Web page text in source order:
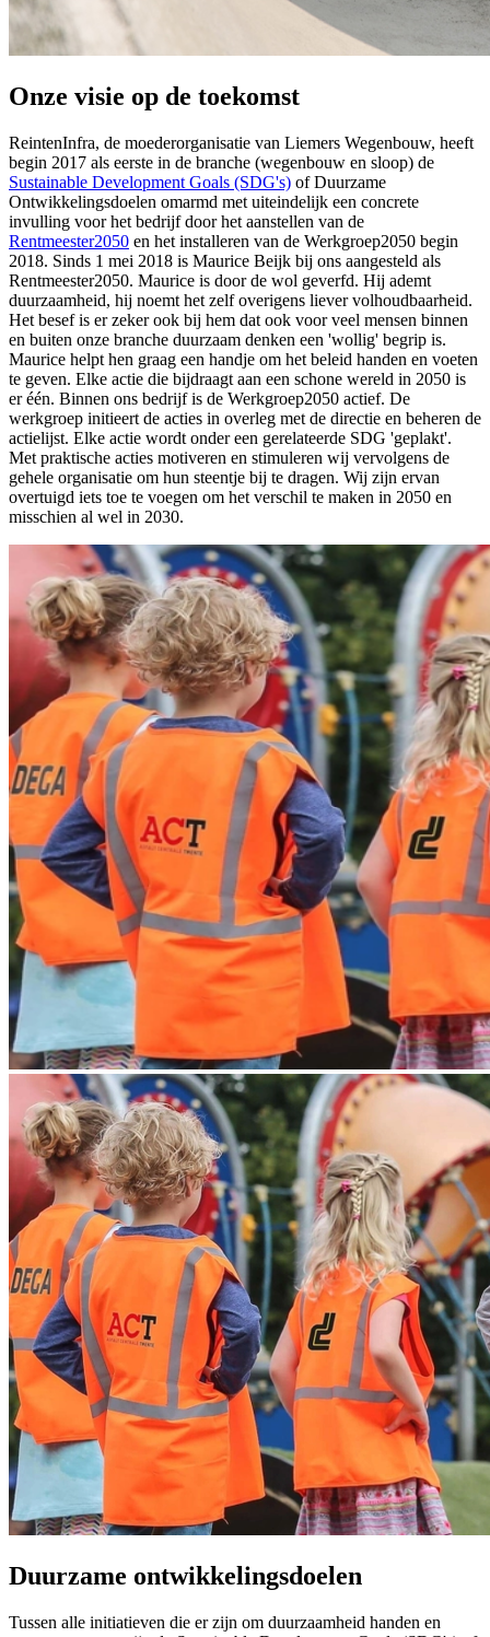
Onze visie op de toekomst
ReintenInfra, de moederorganisatie van Liemers Wegenbouw, heeft
begin 2017 als eerste in de branche (wegenbouw en sloop) de
Sustainable Development Goals (SDG's) of Duurzame
Ontwikkelingsdoelen omarmd met uiteindelijk een concrete
invulling voor het bedrijf door het aanstellen van de
Rentmeester2050 en het installeren van de Werkgroep2050 begin
2018. Sinds 1 mei 2018 is Maurice Beijk bij ons aangesteld als
Rentmeester2050. Maurice is door de wol geverfd. Hij ademt
duurzaamheid, hij noemt het zelf overigens liever volhoudbaarheid.
Het besef is er zeker ook bij hem dat ook voor veel mensen binnen
en buiten onze branche duurzaam denken een 'wollig' begrip is.
Maurice helpt hen graag een handje om het beleid handen en voeten
te geven. Elke actie die bijdraagt aan een schone wereld in 2050 is
er één. Binnen ons bedrijf is de Werkgroep2050 actief. De
werkgroep initieert de acties in overleg met de directie en beheren de
actielijst. Elke actie wordt onder een gerelateerde SDG 'geplakt'.
Met praktische acties motiveren en stimuleren wij vervolgens de
gehele organisatie om hun steentje bij te dragen. Wij zijn ervan
overtuigd iets toe te voegen om het verschil te maken in 2050 en
misschien al wel in 2030.
Duurzame ontwikkelingsdoelen
Tussen alle initiatieven die er zijn om duurzaamheid handen en